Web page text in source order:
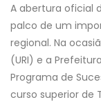
A abertura oficial
palco de um
regional. Na
(URI) e a
Programa de
curso superior de